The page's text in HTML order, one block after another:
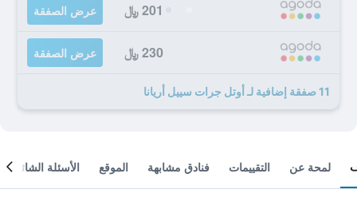
201 ﷼ عرض الصفقة
230 ﷼ عرض الصفقة
11 صفقة إضافية لـ أوتل جرات سييل أريانا
لمحة عن التقييمات فنادق مشابهة الموقع الأسئلة الشائعة